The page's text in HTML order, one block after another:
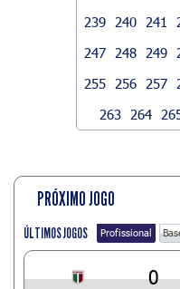
239
240 241
247
248 249
255
256 257
263
264
PRÓXIMO JOGO
ÚLTIMOS JOGOS Profissional
0